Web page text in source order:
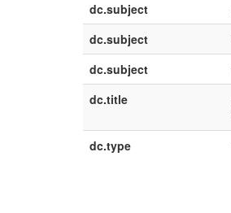
dc.subject
dc.subject
dc.subject
dc.title
dc.type